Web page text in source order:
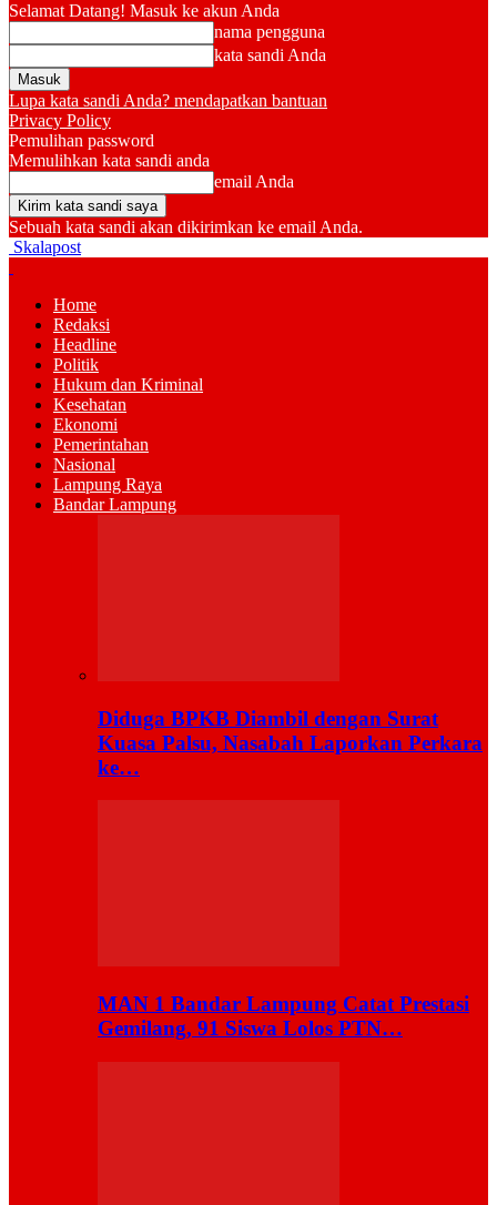
Selamat Datang! Masuk ke akun Anda
nama pengguna
kata sandi Anda
Lupa kata sandi Anda? mendapatkan bantuan
Privacy Policy
Pemulihan password
Memulihkan kata sandi anda
email Anda
Sebuah kata sandi akan dikirimkan ke email Anda.
Skalapost
Home
Redaksi
Headline
Politik
Hukum dan Kriminal
Kesehatan
Ekonomi
Pemerintahan
Nasional
Lampung Raya
Bandar Lampung
Diduga BPKB Diambil dengan Surat
Kuasa Palsu, Nasabah Laporkan Perkara
ke…
MAN 1 Bandar Lampung Catat Prestasi
Gemilang, 91 Siswa Lolos PTN…